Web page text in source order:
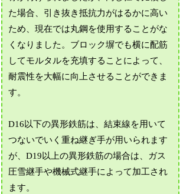
た場合、引き抜き抵抗力がはるかに高い
ため、現在では丸鋼を使用することがな
くなりました。ブロック塀でも横に配筋
してモルタルを充填することによって、
耐震性を大幅に向上させることができま
す。
D16以下の異形鉄筋は、結束線を用いて
つないでいく重ね継ぎ手が用いられます
が、D19以上の異形鉄筋の場合は、ガス
圧雪継手や機械式継手によって加工され
ます。